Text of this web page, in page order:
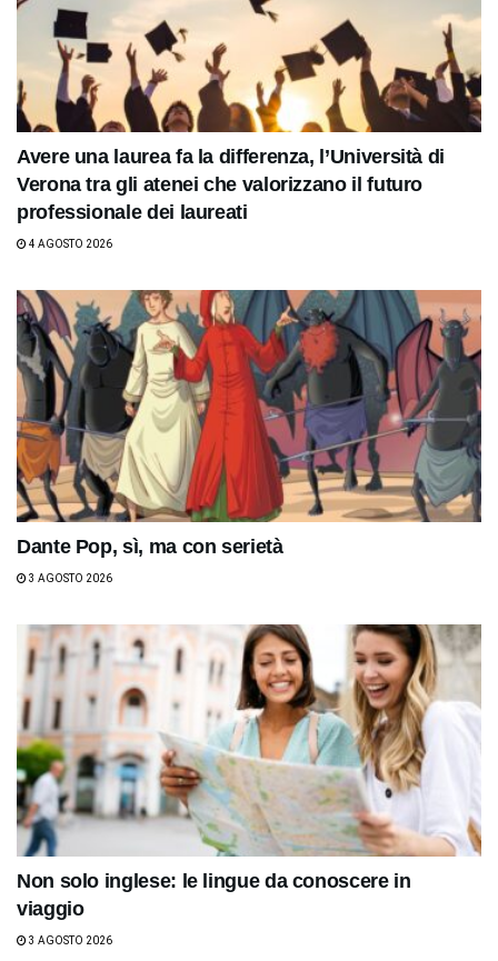
Avere una laurea fa la differenza, l’Università di
Verona tra gli atenei che valorizzano il futuro
professionale dei laureati
4 AGOSTO 2026
Dante Pop, sì, ma con serietà
3 AGOSTO 2026
Non solo inglese: le lingue da conoscere in
viaggio
3 AGOSTO 2026